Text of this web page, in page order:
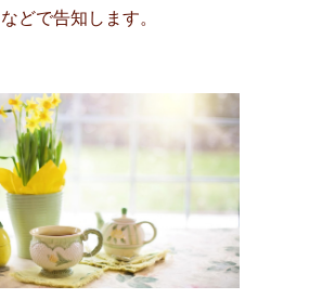
などで告知します。